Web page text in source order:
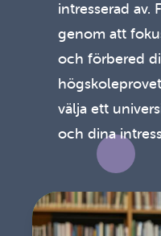
intresserad av.
genom att
och förbered
välja ett
och dina